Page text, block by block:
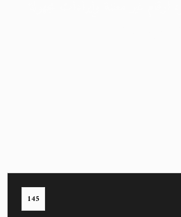
145